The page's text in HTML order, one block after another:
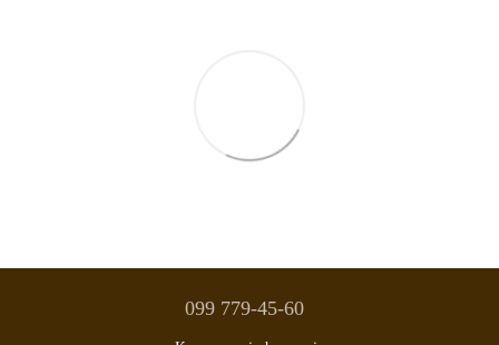
099 779-45-60